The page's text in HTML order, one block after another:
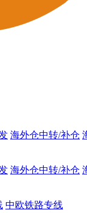
海外仓中转/补仓
海外仓中转/补仓
中欧铁路专线